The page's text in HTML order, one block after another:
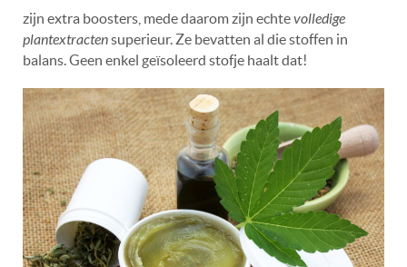
zijn extra boosters, mede daarom zijn echtevolledige
plantextractensuperieur. Ze bevatten al die stoffen in
balans. Geen enkel geïsoleerd stofje haalt dat!